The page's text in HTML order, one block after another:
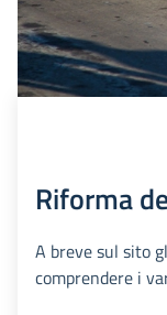
Riforma
A breve sul sito
comprendere i